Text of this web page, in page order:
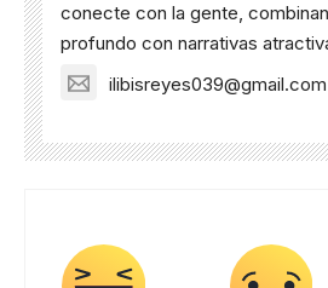
conecte con la gente,
profundo con narrativas
ilibisreyes039@gmail.com